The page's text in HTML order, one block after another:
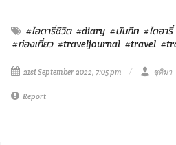
#ไอดารี่ชีวิต #diary #บันทึก #ไดอารี่
#ท่องเที่ยว #traveljournal #travel
21st September 2022, 7:05 pm ชุติมา
Report